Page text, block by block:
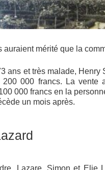
auraient mérité que la
ans et très malade,
000 francs. La vente
000 francs en la
un mois après.